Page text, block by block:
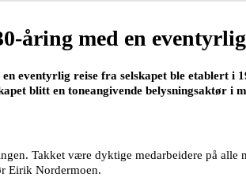
åring med en
eventyrlig reise fra selskapet ble etablert
blitt en toneangivende belysningsaktør i
Takket være dyktige medarbeidere på alle
Eirik Nordermoen.